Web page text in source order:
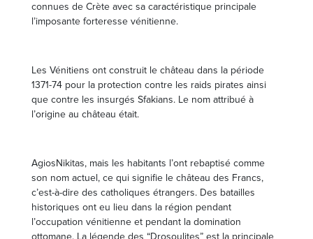
connues de Crète avec sa caractéristique principale
l’imposante forteresse vénitienne.
Les Vénitiens ont construit le château dans la période
1371-74 pour la protection contre les raids pirates ainsi
que contre les insurgés Sfakians. Le nom attribué à
l’origine au château était.
AgiosNikitas, mais les habitants l’ont rebaptisé comme
son nom actuel, ce qui signifie le château des Francs,
c’est-à-dire des catholiques étrangers. Des batailles
historiques ont eu lieu dans la région pendant
l’occupation vénitienne et pendant la domination